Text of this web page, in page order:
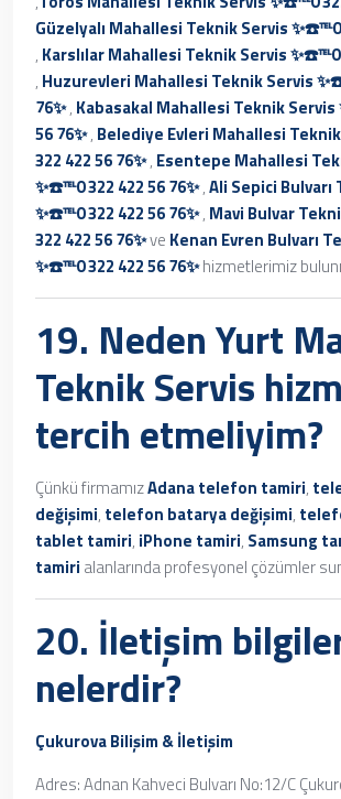
Güzelyalı Mahallesi Teknik Servis ✨☎️℡0
, Karslılar Mahallesi Teknik Servis ✨☎️℡0
, Huzurevleri Mahallesi Teknik Servis
76✨, Kabasakal Mahallesi Teknik Servis
56 76✨, Belediye Evleri Mahallesi
322 422 56 76✨, Esentepe Mahallesi
✨☎️℡0 322 422 56 76✨,Ali Sepici
✨☎️℡0 322 422 56 76✨, Mavi Bulvar
322 422 56 76✨ve Kenan Evren Bulvarı
✨☎️℡0 322 422 56 76✨hizmetlerimiz
19. NedenYurt
Teknik Servis
tercih etmeliyim?
Çünkü firmamızAdana telefon tamiri,
değişimi, telefon batarya değişimi,
tablet tamiri, iPhone tamiri, Samsung
tamiri alanlarında profesyonel çözümler
20. İletişim
nelerdir?
Çukurova Bilişim & İletişim
Adres: Adnan Kahveci Bulvarı No:12/C